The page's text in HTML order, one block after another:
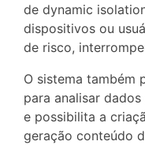
de dynamic
dispositivos ou
de risco,
O sistema também
para analisar
e possibilita a
geração conteúdo